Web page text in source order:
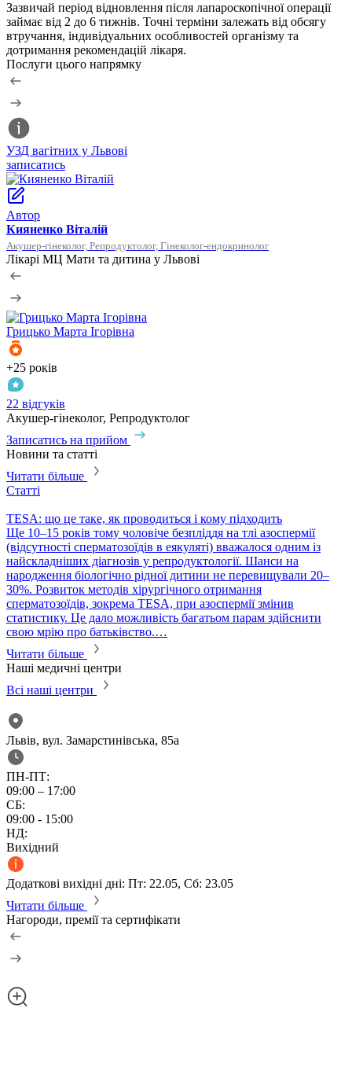
Зазвичай період відновлення після лапароскопічної операції
займає від 2 до 6 тижнів. Точні терміни залежать від обсягу
втручання, індивідуальних особливостей організму та
дотримання рекомендацій лікаря.
Послуги цього напрямку
УЗД вагітних у Львові
записатись
Автор
Кияненко Віталій
Акушер-гінеколог, Репродуктолог, Гінеколог-ендокринолог
Лікарі МЦ Мати та дитина у Львові
Грицько Марта Ігорівна
+25 років
22 відгуків
Акушер-гінеколог, Репродуктолог
Записатись на прийом
Новини та статті
Читати більше
Статті
TESA: що це таке, як проводиться і кому підходить
​Ще 10–15 років тому чоловіче безпліддя на тлі азоспермії
(відсутності сперматозоїдів в еякуляті) вважалося одним із
найскладніших діагнозів у репродуктології. Шанси на
народження біологічно рідної дитини не перевищували 20–
30%. Розвиток методів хірургічного отримання
сперматозоїдів, зокрема TESA, при азоспермії змінив
статистику. Це дало можливість багатьом парам здійснити
свою мрію про батьківство.…
Читати більше
Наші медичні центри
Всі наші центри
Львів, вул. Замарстинівська, 85а
ПН-ПТ:
09:00 – 17:00
СБ:
09:00 - 15:00
НД:
Вихідний
Додаткові вихідні дні: Пт: 22.05, Сб: 23.05
Читати більше
Нагороди, премії та сертифікати